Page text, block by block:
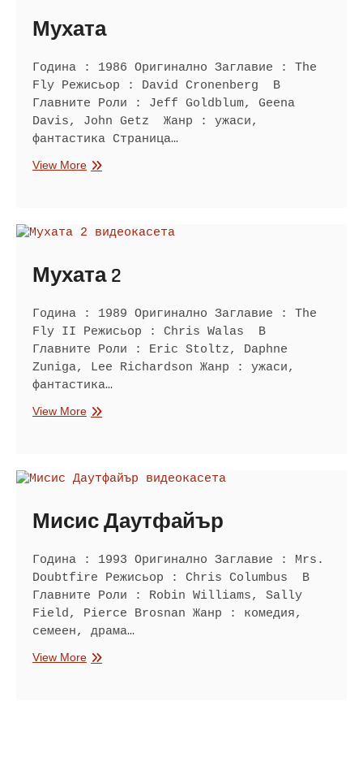
Мухата
Година : 1986 Оригинално Заглавие : The
Fly Режисьор : David Cronenberg В
Главните Роли : Jeff Goldblum, Geena
Davis, John Getz Жанр : ужаси,
фантастика Страница…
View MoreМухата
Мухата 2
Година : 1989 Оригинално Заглавие : The
Fly II Режисьор : Chris Walas В
Главните Роли : Eric Stoltz, Daphne
Zuniga, Lee Richardson Жанр : ужаси,
фантастика…
View MoreМухата
Мисис Даутфайър
Година : 1993 Оригинално Заглавие : Mrs.
Doubtfire Режисьор : Chris Columbus В
Главните Роли : Robin Williams, Sally
Field, Pierce Brosnan Жанр : комедия,
семеен, драма…
View MoreМисис